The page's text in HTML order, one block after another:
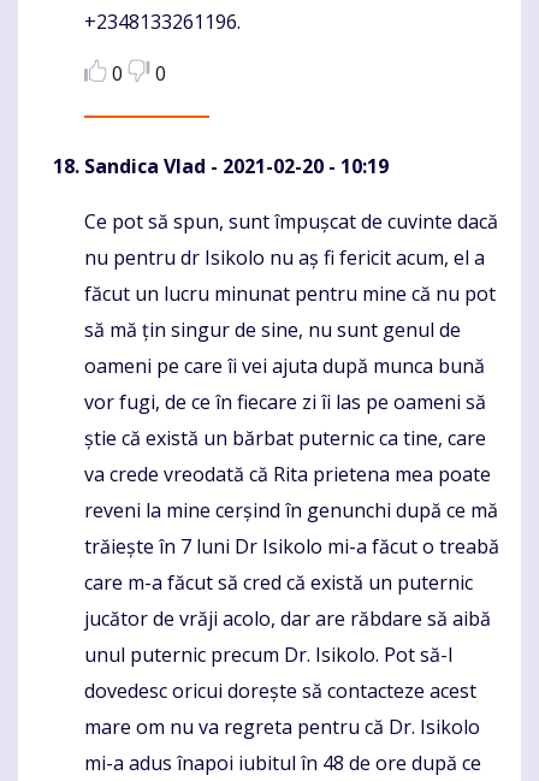
+2348133261196.
0
0
Sandica Vlad - 2021-02-20 - 10:19
Komentaras
Ce pot să spun, sunt împușcat de cuvinte dacă
nu pentru dr Isikolo nu aș fi fericit acum, el a
făcut un lucru minunat pentru mine că nu pot
să mă țin singur de sine, nu sunt genul de
oameni pe care îi vei ajuta după munca bună
vor fugi, de ce în fiecare zi îi las pe oameni să
știe că există un bărbat puternic ca tine, care
va crede vreodată că Rita prietena mea poate
reveni la mine cerșind în genunchi după ce mă
trăiește în 7 luni Dr Isikolo mi-a făcut o treabă
care m-a făcut să cred că există un puternic
jucător de vrăji acolo, dar are răbdare să aibă
unul puternic precum Dr. Isikolo. Pot să-l
dovedesc oricui dorește să contacteze acest
mare om nu va regreta pentru că Dr. Isikolo
mi-a adus înapoi iubitul în 48 de ore după ce